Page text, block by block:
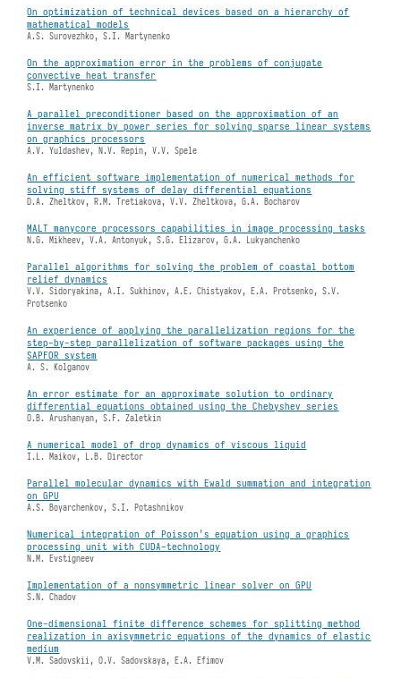
On optimization of technical devices based on a hierarchy of
mathematical models
A.S. Surovezhko, S.I. Martynenko
On the approximation error in the problems of conjugate
convective heat transfer
S.I. Martynenko
A parallel preconditioner based on the approximation of an
inverse matrix by power series for solving sparse linear systems
on graphics processors
A.V. Yuldashev, N.V. Repin, V.V. Spele
An efficient software implementation of numerical methods for
solving stiff systems of delay differential equations
D.A. Zheltkov, R.M. Tretiakova, V.V. Zheltkova, G.A. Bocharov
MALT manycore processors capabilities in image processing tasks
N.G. Mikheev, V.A. Antonyuk, S.G. Elizarov, G.A. Lukyanchenko
Parallel algorithms for solving the problem of coastal bottom
relief dynamics
V.V. Sidoryakina, A.I. Sukhinov, A.E. Chistyakov, E.A. Protsenko, S.V.
Protsenko
An experience of applying the parallelization regions for the
step-by-step parallelization of software packages using the
SAPFOR system
A. S. Kolganov
An error estimate for an approximate solution to ordinary
differential equations obtained using the Chebyshev series
O.B. Arushanyan, S.F. Zaletkin
A numerical model of drop dynamics of viscous liquid
I.L. Maikov, L.B. Director
Parallel molecular dynamics with Ewald summation and integration
on GPU
A.S. Boyarchenkov, S.I. Potashnikov
Numerical integration of Poisson's equation using a graphics
processing unit with CUDA-technology
N.M. Evstigneev
Implementation of a nonsymmetric linear solver on GPU
S.N. Chadov
One-dimensional finite difference schemes for splitting method
realization in axisymmetric equations of the dynamics of elastic
medium
V.M. Sadovskii, O.V. Sadovskaya, E.A. Efimov